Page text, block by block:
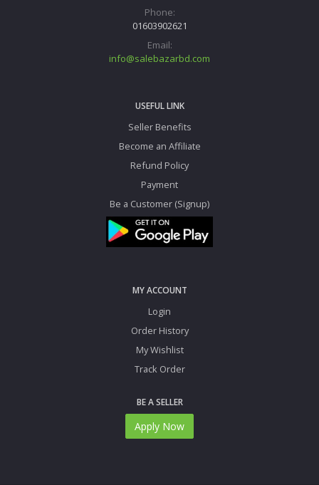
Phone:
01603902621
Email:
info@salebazarbd.com
USEFUL LINK
Seller Benefits
Become an Affiliate
Refund Policy
Payment
Be a Customer (Signup)
MY ACCOUNT
Login
Order History
My Wishlist
Track Order
BE A SELLER
Apply Now